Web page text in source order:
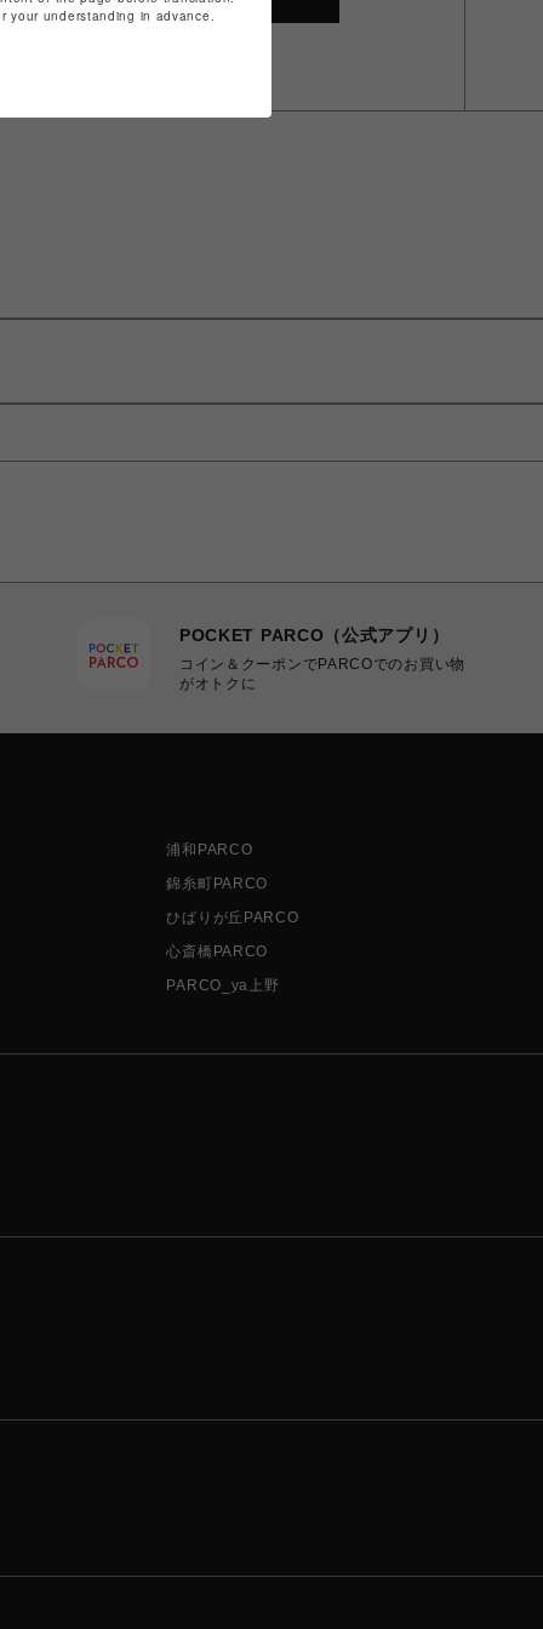
POCKET PARCO（公式アプリ）
コイン＆クーポンでPARCOでのお買い物
がオトクに
浦和PARCO
錦糸町PARCO
ひばりが丘PARCO
心斎橋PARCO
PARCO_ya上野
your understanding in advance.